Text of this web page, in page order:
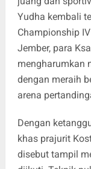
Yudha kembali
Championship
Jember, para
mengharumkan
dengan meraih
arena
Dengan
khas prajurit
disebut tampil